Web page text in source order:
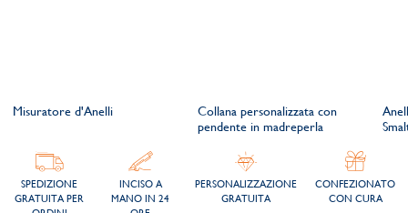
Misuratore d'Anelli
Collana personalizzata con
pendente in madreperla
SPEDIZIONE
GRATUITA PER
INCISO A
MANO IN 24
PERSONALIZZAZIONE
GRATUITA
CONFEZIONATO
CON CURA